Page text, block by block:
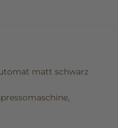
matt schwarz